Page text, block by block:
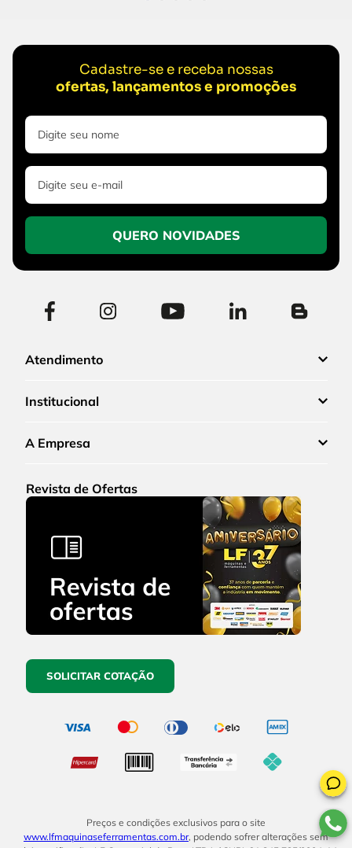
Cadastre-se e receba nossas
ofertas, lançamentos e promoções
QUERO NOVIDADES
Atendimento
Institucional
A Empresa
Revista de Ofertas
SOLICITAR COTAÇÃO
Preços e condições exclusivos para o site
www.lfmaquinaseferramentas.com.br, podendo sofrer alterações sem